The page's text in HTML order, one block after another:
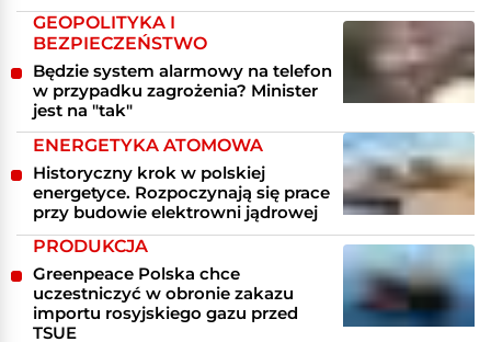
GEOPOLITYKA I
BEZPIECZEŃSTWO
Będzie system alarmowy na telefon
w przypadku zagrożenia? Minister
jest na "tak"
ENERGETYKA ATOMOWA
Historyczny krok w polskiej
energetyce. Rozpoczynają się prace
przy budowie elektrowni jądrowej
PRODUKCJA
Greenpeace Polska chce
uczestniczyć w obronie zakazu
importu rosyjskiego gazu przed
TSUE